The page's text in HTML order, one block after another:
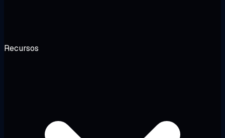
Recursos